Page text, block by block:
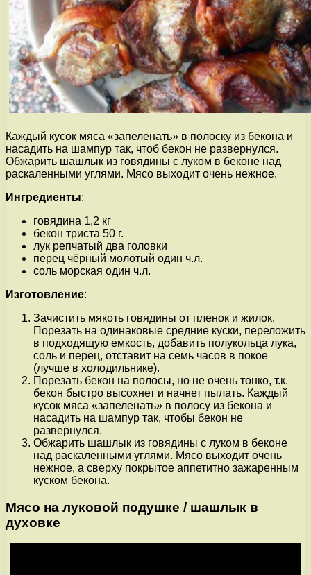
Каждый кусок мяса «запеленать» в полоску из бекона и
насадить на шампур так, чтоб бекон не развернулся.
Обжарить шашлык из говядины с луком в беконе над
раскаленными углями. Мясо выходит очень нежное.
Ингредиенты:
говядина 1,2 кг
бекон триста 50 г.
лук репчатый два головки
перец чёрный молотый один ч.л.
соль морская один ч.л.
Изготовление:
Зачистить мякоть говядины от пленок и жилок,
Порезать на одинаковые средние куски, переложить
в подходящую емкость, добавить полукольца лука,
соль и перец, отставит на семь часов в покое
(лучше в холодильнике).
Порезать бекон на полосы, но не очень тонко, т.к.
бекон быстро высохнет и начнет пылать. Каждый
кусок мяса «запеленать» в полосу из бекона и
насадить на шампур так, чтобы бекон не
развернулся.
Обжарить шашлык из говядины с луком в беконе
над раскаленными углями. Мясо выходит очень
нежное, а сверху покрытое аппетитно зажаренным
куском бекона.
Мясо на луковой подушке / шашлык в
духовке